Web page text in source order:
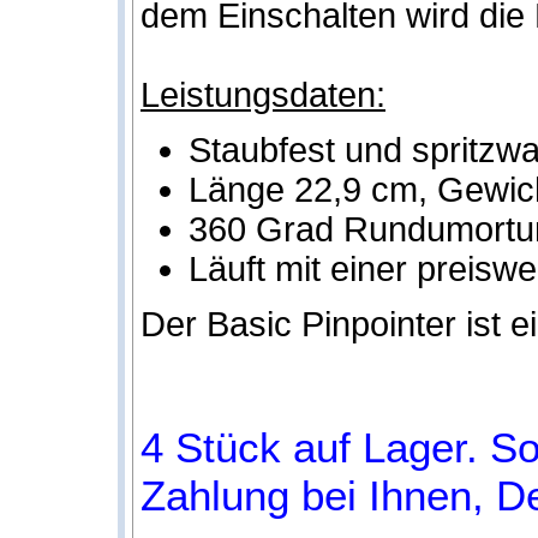
dem Einschalten wird
Leistungsdaten:
Staubfest und
Länge 22,9 cm,
360 Grad
Läuft mit einer
Der Basic Pinpointer ist
4 Stück auf Lager.
Zahlung bei Ihnen,